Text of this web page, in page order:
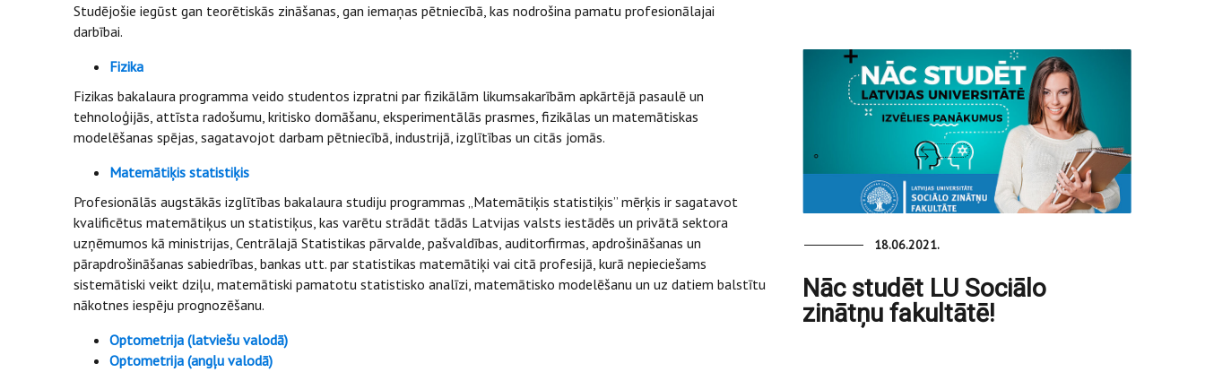
Studējošie iegūst gan teorētiskās zināšanas, gan iemaņas pētniecībā, kas nodrošina pamatu profesionālajai
darbībai.
Fizika
Fizikas bakalaura programma veido studentos izpratni par fizikālām likumsakarībām apkārtējā pasaulē un
tehnoloģijās, attīsta radošumu, kritisko domāšanu, eksperimentālās prasmes, fizikālas un matemātiskas
modelēšanas spējas, sagatavojot darbam pētniecībā, industrijā, izglītības un citās jomās.
Matemātiķis statistiķis
Profesionālās augstākās izglītības bakalaura studiju programmas „Matemātiķis statistiķis” mērķis ir sagatavot
kvalificētus matemātiķus un statistiķus, kas varētu strādāt tādās Latvijas valsts iestādēs un privātā sektora
uzņēmumos kā ministrijas, Centrālajā Statistikas pārvalde, pašvaldības, auditorfirmas, apdrošināšanas un
pārapdrošināšanas sabiedrības, bankas utt. par statistikas matemātiķi vai citā profesijā, kurā nepieciešams
sistemātiski veikt dziļu, matemātiski pamatotu statistisko analīzi, matemātisko modelēšanu un uz datiem balstītu
nākotnes iespēju prognozēšanu.
Optometrija (latviešu valodā)
Optometrija (angļu valodā)
18.06.2021.
Nāc studēt LU Sociālo
zinātņu fakultātē!